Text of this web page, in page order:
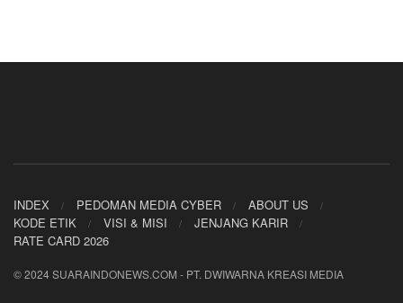
INDEX PEDOMAN MEDIA CYBER
ABOUT US
KODE ETIK
VISI & MISI
JENJANG KARIR
RATE CARD 2026
© 2024 SUARAINDONEWS.COM - PT. DWIWARNA KREASI MEDIA